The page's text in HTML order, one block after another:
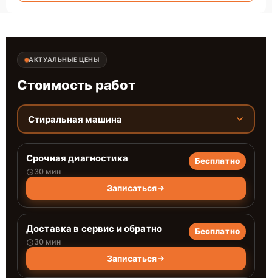
АКТУАЛЬНЫЕ ЦЕНЫ
Стоимость работ
Стиральная машина
Срочная диагностика
30 мин
Бесплатно
Записаться
Доставка в сервис и обратно
30 мин
Бесплатно
Записаться